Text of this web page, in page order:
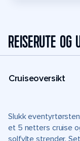
REISERUTE OG
Cruiseoversikt
Slukk
et 5 netters cruise
solfylte strender.